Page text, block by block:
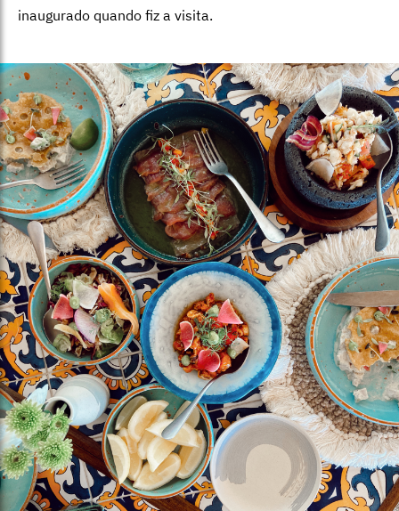
inaugurado quando fiz a visita.